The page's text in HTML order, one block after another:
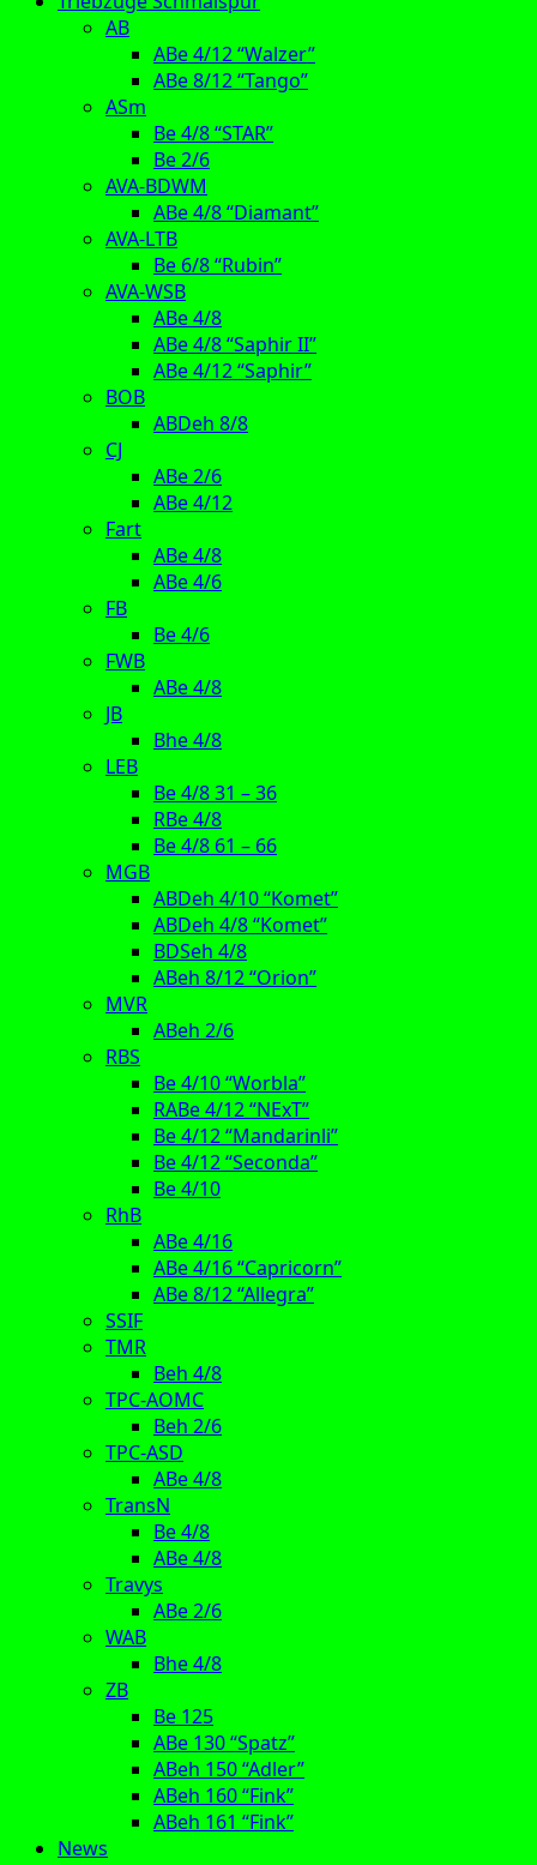
AB
ABe 4/12 “Walzer”
ABe 8/12 “Tango”
ASm
Be 4/8 “STAR”
Be 2/6
AVA-BDWM
ABe 4/8 “Diamant”
AVA-LTB
Be 6/8 “Rubin”
AVA-WSB
ABe 4/8
ABe 4/8 “Saphir II”
ABe 4/12 “Saphir”
BOB
ABDeh 8/8
CJ
ABe 2/6
ABe 4/12
Fart
ABe 4/8
ABe 4/6
FB
Be 4/6
FWB
ABe 4/8
JB
Bhe 4/8
LEB
Be 4/8 31 – 36
RBe 4/8
Be 4/8 61 – 66
MGB
ABDeh 4/10 “Komet”
ABDeh 4/8 “Komet”
BDSeh 4/8
ABeh 8/12 “Orion”
MVR
ABeh 2/6
RBS
Be 4/10 “Worbla”
RABe 4/12 “NExT”
Be 4/12 “Mandarinli”
Be 4/12 “Seconda”
Be 4/10
RhB
ABe 4/16
ABe 4/16 “Capricorn”
ABe 8/12 “Allegra”
SSIF
TMR
Beh 4/8
TPC-AOMC
Beh 2/6
TPC-ASD
ABe 4/8
TransN
Be 4/8
ABe 4/8
Travys
ABe 2/6
WAB
Bhe 4/8
ZB
Be 125
ABe 130 “Spatz”
ABeh 150 “Adler”
ABeh 160 “Fink”
ABeh 161 “Fink”
News